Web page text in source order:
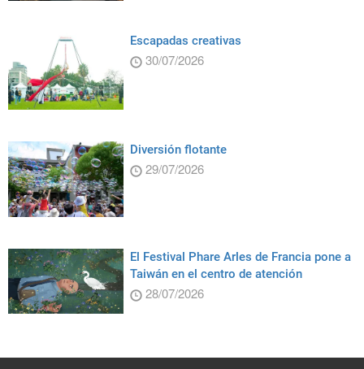
Escapadas creativas
30/07/2026
Diversión flotante
29/07/2026
El Festival Phare Arles de Francia pone a
Taiwán en el centro de atención
28/07/2026